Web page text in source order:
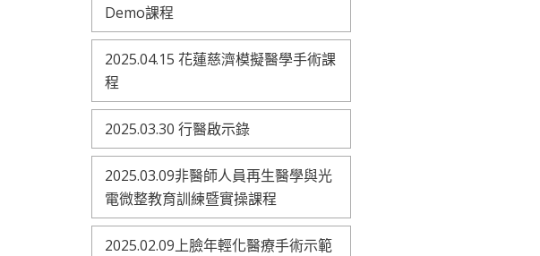
Demo課程
2025.04.15 花蓮慈濟模擬醫學手術課
程
2025.03.30 行醫啟示錄
2025.03.09非醫師人員再生醫學與光
電微整教育訓練暨實操課程
2025.02.09上臉年輕化醫療手術示範